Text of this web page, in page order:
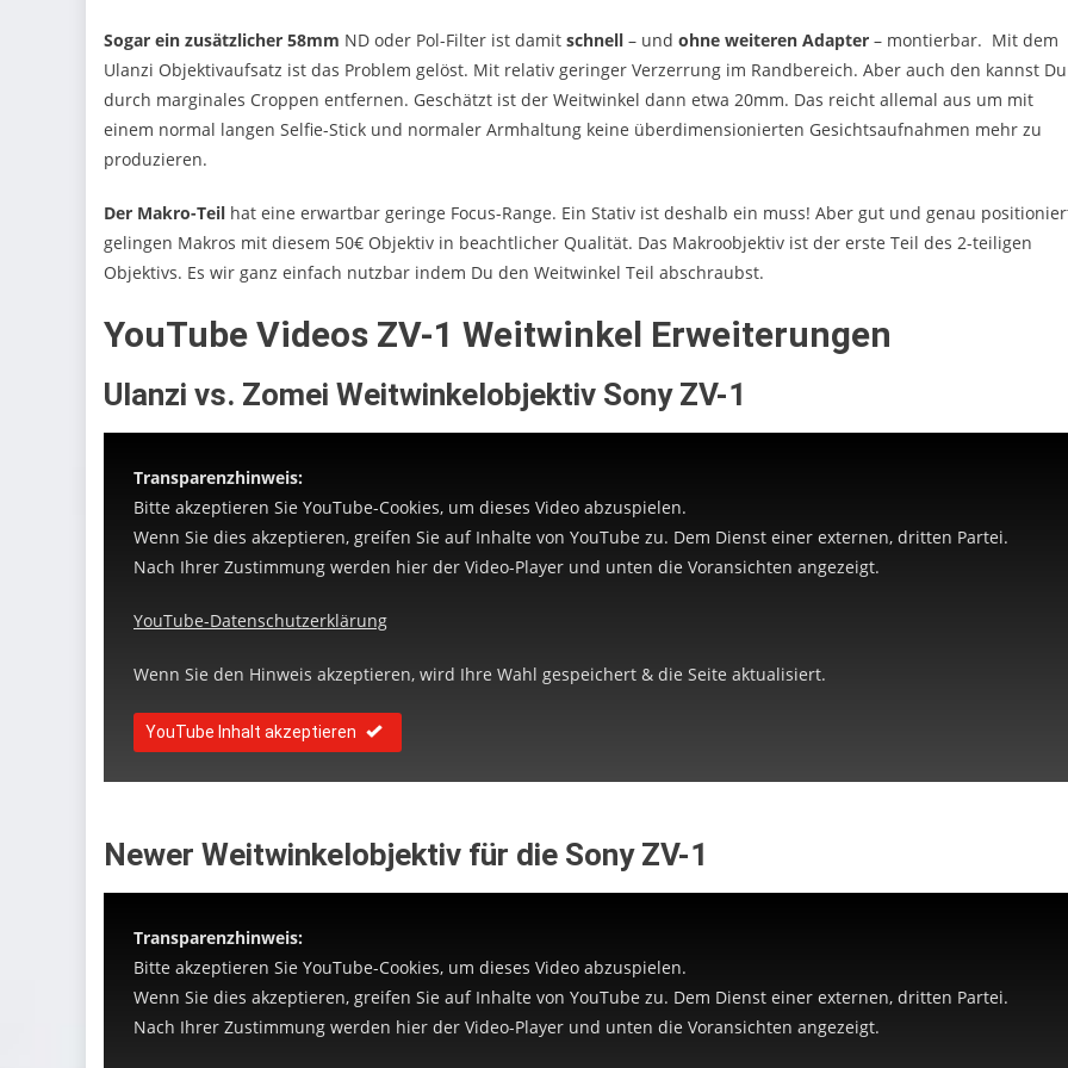
Sogar ein zusätzlicher 58mm ND oder Pol-Filter ist damit schnell – und ohne weiteren Adapter – montierbar. Mit dem
Ulanzi Objektivaufsatz ist das Problem gelöst. Mit relativ geringer Verzerrung im Randbereich. Aber auch den kannst Du
durch marginales Croppen entfernen. Geschätzt ist der Weitwinkel dann etwa 20mm. Das reicht allemal aus um mit
einem normal langen Selfie-Stick und normaler Armhaltung keine überdimensionierten Gesichtsaufnahmen mehr zu
produzieren.
Der Makro-Teil hat eine erwartbar geringe Focus-Range. Ein Stativ ist deshalb ein muss! Aber gut und genau
gelingen Makros mit diesem 50€ Objektiv in beachtlicher Qualität. Das Makroobjektiv ist der erste Teil des 2-teiligen
Objektivs. Es wir ganz einfach nutzbar indem Du den Weitwinkel Teil abschraubst.
YouTube Videos ZV-1 Weitwinkel Erweiterungen
Ulanzi vs. Zomei Weitwinkelobjektiv Sony ZV-1
Transparenzhinweis:
Bitte akzeptieren Sie YouTube-Cookies, um dieses Video abzuspielen.
Wenn Sie dies akzeptieren, greifen Sie auf Inhalte von YouTube zu. Dem Dienst einer externen, dritten Partei.
Nach Ihrer Zustimmung werden hier der Video-Player und unten die Voransichten angezeigt.
YouTube-Datenschutzerklärung
Wenn Sie den Hinweis akzeptieren, wird Ihre Wahl gespeichert & die Seite aktualisiert.
YouTube Inhalt akzeptieren
Newer Weitwinkelobjektiv für die Sony ZV-1
Transparenzhinweis:
Bitte akzeptieren Sie YouTube-Cookies, um dieses Video abzuspielen.
Wenn Sie dies akzeptieren, greifen Sie auf Inhalte von YouTube zu. Dem Dienst einer externen, dritten Partei.
Nach Ihrer Zustimmung werden hier der Video-Player und unten die Voransichten angezeigt.